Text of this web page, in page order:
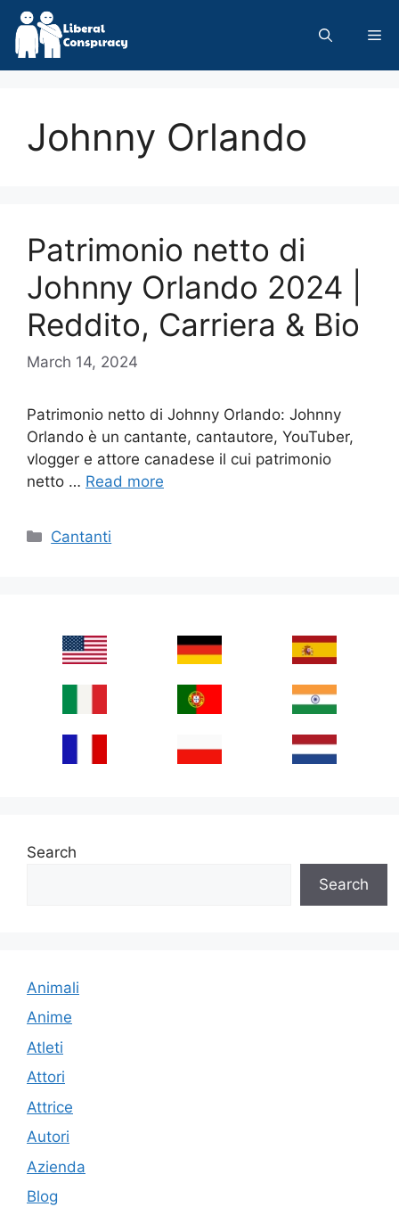
Skip
content
Johnny Orlando
Patrimonio netto di
Johnny Orlando 2024 |
Reddito, Carriera & Bio
March 14, 2024
Patrimonio netto di Johnny Orlando: Johnny
Orlando è un cantante, cantautore, YouTuber,
vlogger e attore canadese il cui patrimonio
netto … Read more
Categories
Cantanti
Search
Search
Animali
Anime
Atleti
Attori
Attrice
Autori
Azienda
Blog